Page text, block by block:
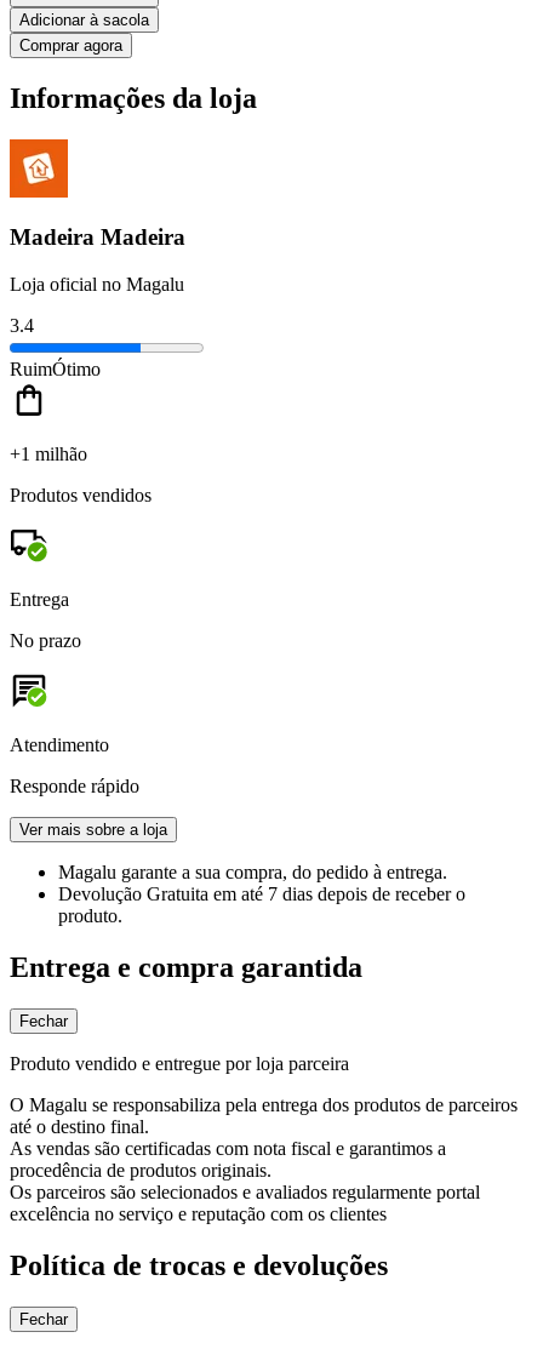
Adicionar à sacola
Comprar agora
Informações da loja
Madeira Madeira
Loja oficial no Magalu
3.4
RuimÓtimo
+1 milhão
Produtos vendidos
Entrega
No prazo
Atendimento
Responde rápido
Ver mais sobre a loja
Magalu garante a sua compra, do pedido à entrega.
Devolução Gratuita em até 7 dias depois de receber o
produto.
Entrega e compra garantida
Fechar
Produto vendido e entregue por loja parceira
O Magalu se responsabiliza pela entrega dos produtos de parceiros
até o destino final.
As vendas são certificadas com nota fiscal e garantimos a
procedência de produtos originais.
Os parceiros são selecionados e avaliados regularmente portal
excelência no serviço e reputação com os clientes
Política de trocas e devoluções
Fechar